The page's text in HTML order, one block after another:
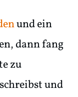
und ein
dann fang
zu
und